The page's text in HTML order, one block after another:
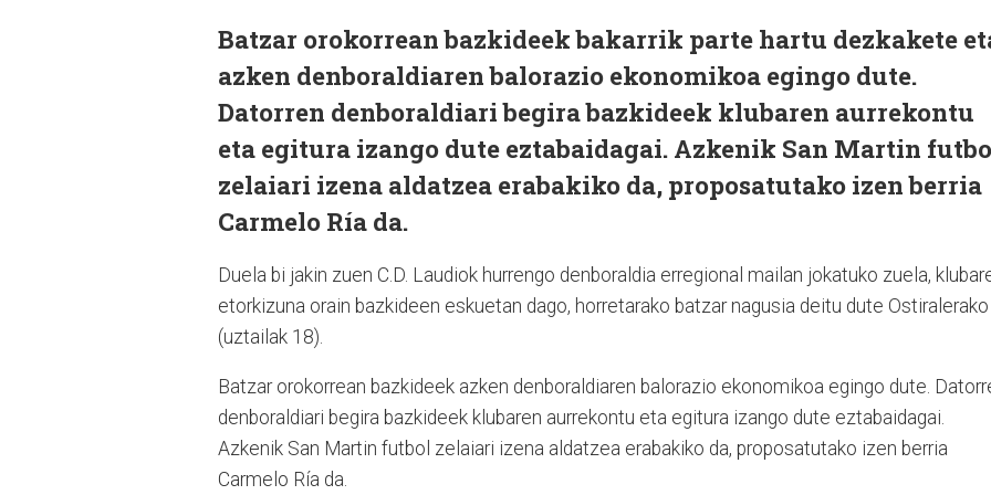
Batzar orokorrean bazkideek bakarrik parte hartu dezkakete
azken denboraldiaren balorazio ekonomikoa egingo dute.
Datorren denboraldiari begira bazkideek klubaren aurrekontu
eta egitura izango dute eztabaidagai. Azkenik San Martin
zelaiari izena aldatzea erabakiko da, proposatutako izen berria
Carmelo Ría da.
Duela bi jakin zuen C.D. Laudiok hurrengo denboraldia erregional mailan jokatuko zuela,
etorkizuna orain bazkideen eskuetan dago, horretarako batzar nagusia deitu dute Ostiralerako
(uztailak 18).
Batzar orokorrean bazkideek azken denboraldiaren balorazio ekonomikoa egingo dute.
denboraldiari begira bazkideek klubaren aurrekontu eta egitura izango dute eztabaidagai.
Azkenik San Martin futbol zelaiari izena aldatzea erabakiko da, proposatutako izen berria
Carmelo Ría da.